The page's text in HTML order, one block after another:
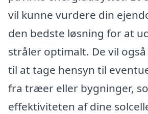
vil kunne vurdere din
den bedste løsning for at
stråler optimalt. De vil
til at tage hensyn til
fra træer eller bygninger,
effektiviteten af dine